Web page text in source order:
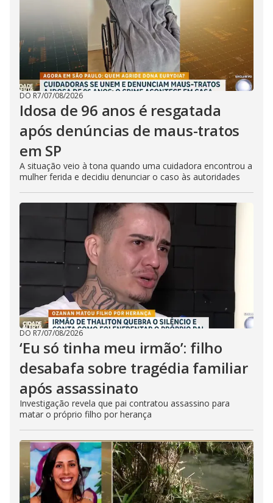
DO R7/07/08/2026
Idosa de 96 anos é resgatada
após denúncias de maus-tratos
em SP
A situação veio à tona quando uma cuidadora encontrou a
mulher ferida e decidiu denunciar o caso às autoridades
DO R7/07/08/2026
‘Eu só tinha meu irmão’: filho
desabafa sobre tragédia familiar
após assassinato
Investigação revela que pai contratou assassino para
matar o próprio filho por herança